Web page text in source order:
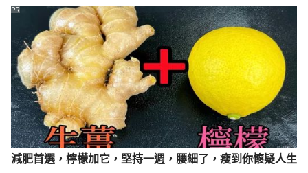
2A1D7098E1A2FC4A667F26B86EB.pdf   Nov 3,
2020.
卵巢癌精準治療 維持療法有效延緩疾病復發（財團法
人台灣癌症基金會）.
https://www.canceraway.org.tw/page.asp?
IDno=3932   Nov 3, 2020.
減肥首選，檸檬加它，堅持一週，腰細了，瘦到你懷疑人生
PR